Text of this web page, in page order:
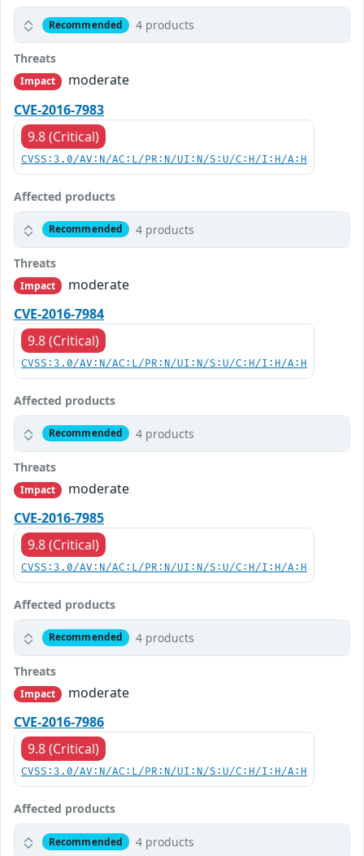
Recommended 4 products
Threats
Impact
moderate
CVE-2016-7983
9.8 (Critical)
CVSS:3.0/AV:N/AC:L/PR:N/UI:N/S:U/C:H/I:H/A:H
Affected products
Recommended 4 products
Threats
Impact
moderate
CVE-2016-7984
9.8 (Critical)
CVSS:3.0/AV:N/AC:L/PR:N/UI:N/S:U/C:H/I:H/A:H
Affected products
Recommended 4 products
Threats
Impact
moderate
CVE-2016-7985
9.8 (Critical)
CVSS:3.0/AV:N/AC:L/PR:N/UI:N/S:U/C:H/I:H/A:H
Affected products
Recommended 4 products
Threats
Impact
moderate
CVE-2016-7986
9.8 (Critical)
CVSS:3.0/AV:N/AC:L/PR:N/UI:N/S:U/C:H/I:H/A:H
Affected products
Recommended 4 products